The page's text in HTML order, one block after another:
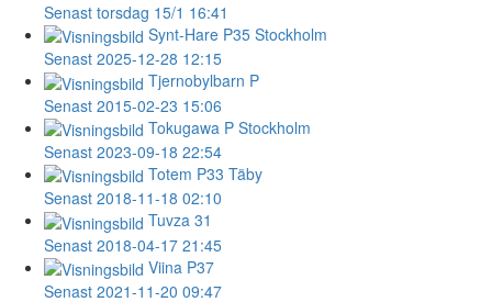
Senast torsdag 15/1 16:41
Synt-Hare P35 Stockholm
Senast 2025-12-28 12:15
Tjernobylbarn P
Senast 2015-02-23 15:06
Tokugawa P Stockholm
Senast 2023-09-18 22:54
Totem P33 Täby
Senast 2018-11-18 02:10
Tuvza 31
Senast 2018-04-17 21:45
Viina P37
Senast 2021-11-20 09:47